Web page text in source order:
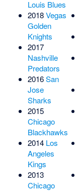
Louis Blues
2018Vegas
Golden
Knights
2017
Nashville
Predators
2016San
Jose
Sharks
2015
Chicago
Blackhawks
2014 Los
Angeles
Kings
2013
Chicago